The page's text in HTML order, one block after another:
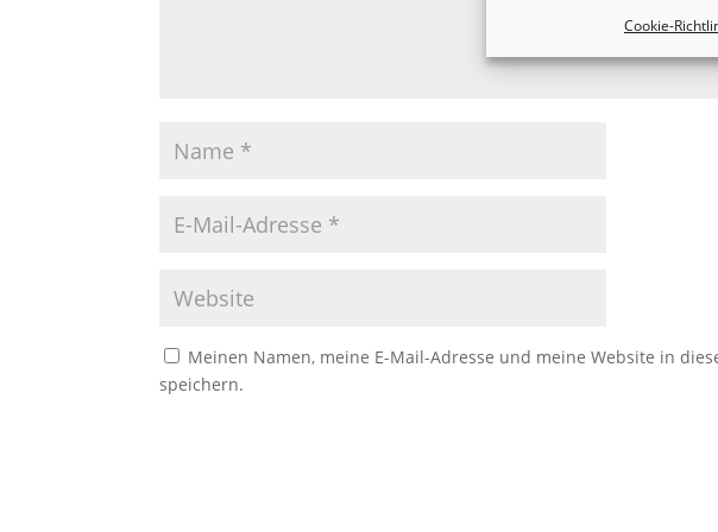
Cookie-
Meinen Namen, meine E-Mail-Adresse und meine Website in
speichern.